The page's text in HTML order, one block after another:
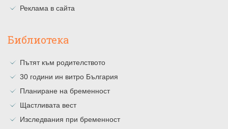
Реклама в сайта
Библиотека
Пътят към родителството
30 години ин витро България
Планиране на бременност
Щастливата вест
Изследвания при бременност